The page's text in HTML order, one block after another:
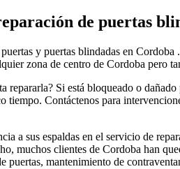
de puertas
y puertas blindadas en
zona de centro de Cordoba pero
repararla? Si está bloqueado o
tiempo. Contáctenos para
a sus espaldas en el servicio de
muchos clientes de Cordoba han
puertas, mantenimiento de